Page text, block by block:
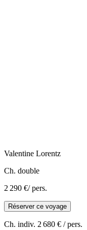
Valentine Lorentz
Ch. double
2 290 €/ pers.
Réserver ce voyage
Ch. indiv. 2 680 € / pers.